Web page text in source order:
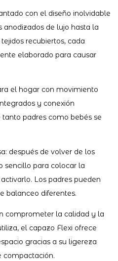
con el diseño inolvidable
anodizados de lujo hasta la
recubiertos, cada
elaborado para causar
el hogar con movimiento
y conexión
padres como bebés se
después de volver de los
sencillo para colocar la
Los padres pueden
balanceo diferentes.
comprometer la calidad y la
el capazo Flexi ofrece
gracias a su ligereza
compactación.